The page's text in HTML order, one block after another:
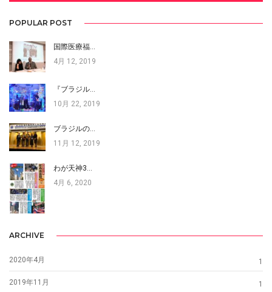
POPULAR POST
国際医療福…
4月 12, 2019
『ブラジル…
10月 22, 2019
ブラジルの…
11月 12, 2019
わが天神3…
4月 6, 2020
ARCHIVE
2020年4月 1
2019年11月 1